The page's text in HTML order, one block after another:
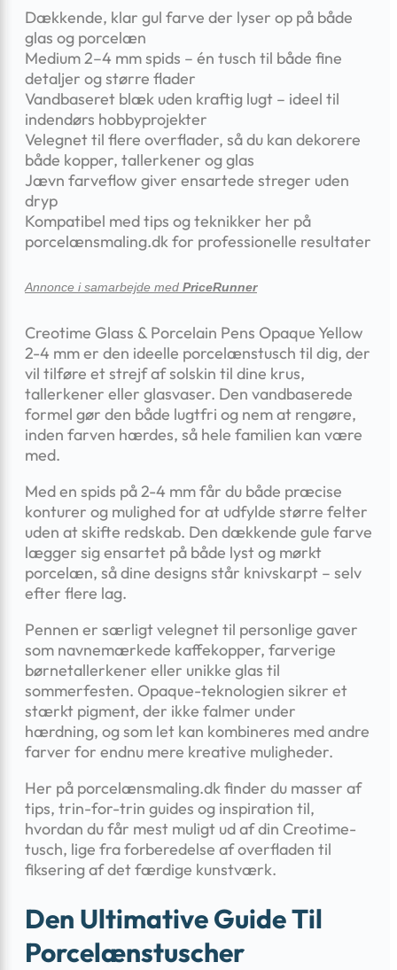
Dækkende, klar gul farve der lyser op på både
glas og porcelæn
Medium 2–4 mm spids – én tusch til både fine
detaljer og større flader
Vandbaseret blæk uden kraftig lugt – ideel til
indendørs hobbyprojekter
Velegnet til flere overflader, så du kan dekorere
både kopper, tallerkener og glas
Jævn farveflow giver ensartede streger uden
dryp
Kompatibel med tips og teknikker her på
porcelænsmaling.dk for professionelle resultater
Annonce i samarbejde med PriceRunner
Creotime Glass & Porcelain Pens Opaque Yellow
2-4 mm er den ideelle porcelænstusch til dig, der
vil tilføre et strejf af solskin til dine krus,
tallerkener eller glasvaser. Den vandbaserede
formel gør den både lugtfri og nem at rengøre,
inden farven hærdes, så hele familien kan være
med.
Med en spids på 2-4 mm får du både præcise
konturer og mulighed for at udfylde større felter
uden at skifte redskab. Den dækkende gule farve
lægger sig ensartet på både lyst og mørkt
porcelæn, så dine designs står knivskarpt – selv
efter flere lag.
Pennen er særligt velegnet til personlige gaver
som navnemærkede kaffekopper, farverige
børnetallerkener eller unikke glas til
sommerfesten. Opaque-teknologien sikrer et
stærkt pigment, der ikke falmer under
hærdning, og som let kan kombineres med andre
farver for endnu mere kreative muligheder.
Her på porcelænsmaling.dk finder du masser af
tips, trin-for-trin guides og inspiration til,
hvordan du får mest muligt ud af din Creotime-
tusch, lige fra forberedelse af overfladen til
fiksering af det færdige kunstværk.
Den Ultimative Guide Til
Porcelænstuscher